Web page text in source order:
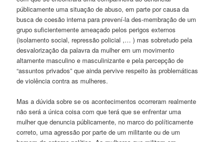
públicamente uma situação de abuso, em parte por causa da
busca de coesão interna para prevení-la des-membração de um
grupo suficientemente ameaçado pelos perigos externos
(isolamento social, repressão policial ,… ) mas sobretudo pela
desvalorização da palavra da mulher em um movimento
altamente masculino e masculinizante e pela percepção de
“assuntos privados” que ainda pervive respeito às problemáticas
de violência contra as mulheres.
Mas a dúvida sobre se os acontecimentos ocorreram realmente
não será a única coisa com que terá que se enfrentar uma
mulher que denuncia públicamente, no marco do políticamente
correto, uma agressão por parte de um militante ou de um